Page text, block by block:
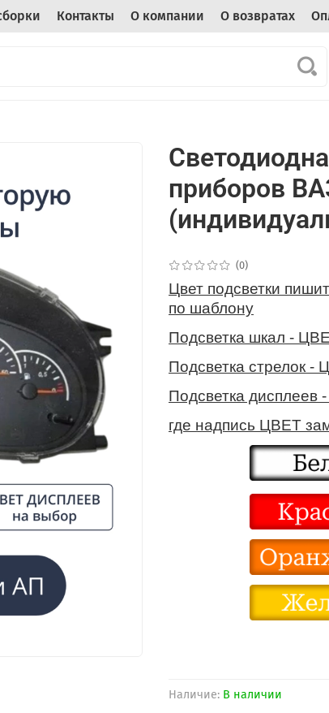
Контакты О компании О возвратах
(0)
Наличие: В наличии
приборов
Цвет подсветки
по шаблону
Подсветка шкал -
Подсветка стрелок -
Подсветка дисплеев
где надпись ЦВЕТ